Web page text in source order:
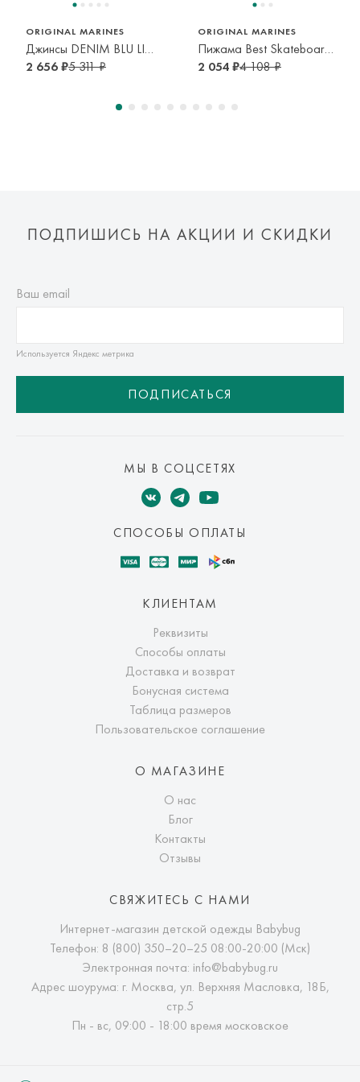
ORIGINAL MARINES
Джинсы DENIM BLU LIGHT
2 656 ₽5 311 ₽
ORIGINAL MARINES
Пижама Best Skateboard blue
2 054 ₽4 108 ₽
ПОДПИШИСЬ НА АКЦИИ И СКИДКИ
Ваш email
Используется Яндекс метрика
ПОДПИСАТЬСЯ
МЫ В СОЦСЕТЯХ
СПОСОБЫ ОПЛАТЫ
КЛИЕНТАМ
Реквизиты
Способы оплаты
Доставка и возврат
Бонусная система
Таблица размеров
Пользовательское соглашение
О МАГАЗИНЕ
О нас
Блог
Контакты
Отзывы
СВЯЖИТЕСЬ С НАМИ
Интернет-магазин детской одежды Babybug
Телефон: 8 (800) 350–20–25 08:00-20:00 (Мск)
Электронная почта: info@babybug.ru
Адрес шоурума: г. Москва, ул. Верхняя Масловка, 18Б,
стр.5
Пн - вс, 09:00 - 18:00 время московское